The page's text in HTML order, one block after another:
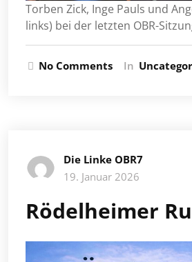
Torben Zick, Inge Pauls und
links) bei der letzten OBR-
No Comments In
Die Linke OBR7
19. Januar 2026
Rödelheimer